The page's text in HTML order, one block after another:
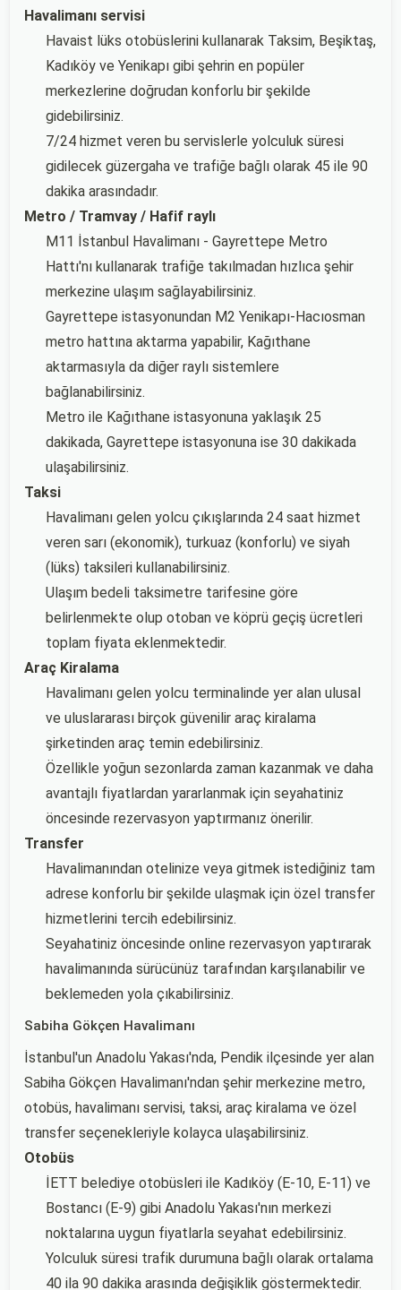
Havalimanı servisi
Havaist lüks otobüslerini kullanarak Taksim, Beşiktaş,
Kadıköy ve Yenikapı gibi şehrin en popüler
merkezlerine doğrudan konforlu bir şekilde
gidebilirsiniz.
7/24 hizmet veren bu servislerle yolculuk süresi
gidilecek güzergaha ve trafiğe bağlı olarak 45 ile 90
dakika arasındadır.
Metro / Tramvay / Hafif raylı
M11 İstanbul Havalimanı - Gayrettepe Metro
Hattı'nı kullanarak trafiğe takılmadan hızlıca şehir
merkezine ulaşım sağlayabilirsiniz.
Gayrettepe istasyonundan M2 Yenikapı-Hacıosman
metro hattına aktarma yapabilir, Kağıthane
aktarmasıyla da diğer raylı sistemlere
bağlanabilirsiniz.
Metro ile Kağıthane istasyonuna yaklaşık 25
dakikada, Gayrettepe istasyonuna ise 30 dakikada
ulaşabilirsiniz.
Taksi
Havalimanı gelen yolcu çıkışlarında 24 saat hizmet
veren sarı (ekonomik), turkuaz (konforlu) ve siyah
(lüks) taksileri kullanabilirsiniz.
Ulaşım bedeli taksimetre tarifesine göre
belirlenmekte olup otoban ve köprü geçiş ücretleri
toplam fiyata eklenmektedir.
Araç Kiralama
Havalimanı gelen yolcu terminalinde yer alan ulusal
ve uluslararası birçok güvenilir araç kiralama
şirketinden araç temin edebilirsiniz.
Özellikle yoğun sezonlarda zaman kazanmak ve daha
avantajlı fiyatlardan yararlanmak için seyahatiniz
öncesinde rezervasyon yaptırmanız önerilir.
Transfer
Havalimanından otelinize veya gitmek istediğiniz tam
adrese konforlu bir şekilde ulaşmak için özel transfer
hizmetlerini tercih edebilirsiniz.
Seyahatiniz öncesinde online rezervasyon yaptırarak
havalimanında sürücünüz tarafından karşılanabilir ve
beklemeden yola çıkabilirsiniz.
Sabiha Gökçen Havalimanı
İstanbul'un Anadolu Yakası'nda, Pendik ilçesinde yer alan
Sabiha Gökçen Havalimanı'ndan şehir merkezine metro,
otobüs, havalimanı servisi, taksi, araç kiralama ve özel
transfer seçenekleriyle kolayca ulaşabilirsiniz.
Otobüs
İETT belediye otobüsleri ile Kadıköy (E-10, E-11) ve
Bostancı (E-9) gibi Anadolu Yakası'nın merkezi
noktalarına uygun fiyatlarla seyahat edebilirsiniz.
Yolculuk süresi trafik durumuna bağlı olarak ortalama
40 ila 90 dakika arasında değişiklik göstermektedir.